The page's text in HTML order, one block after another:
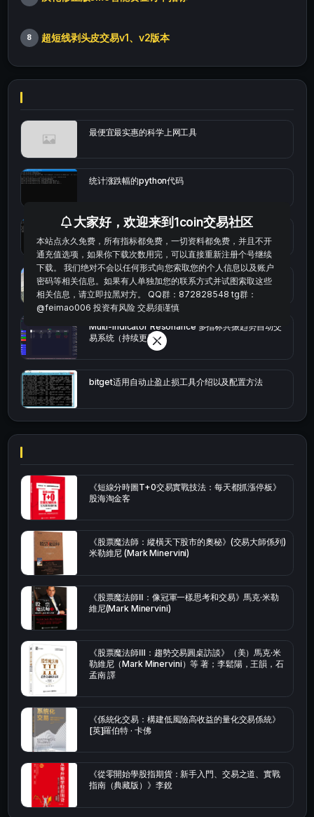
8 超短线剥头皮交易v1、v2版本
最便宜最实惠的科学上网工具
统计涨跌幅的python代码
okx的短线量化的免费版本
bybit安卓端
Multi-indicator Resonance 多指标共振趋势自动交
易系统（持续更新）
bitget适用自动止盈止损工具介绍以及配置方法
《短線分時圖T+0交易實戰技法：每天都抓漲停板》
股海淘金客
《股票魔法師：縱橫天下股市的奧秘》(交易大師係列)
米勒維尼 (Mark Minervini)
《股票魔法師Ⅱ：像冠軍一樣思考和交易》馬克·米勒
維尼(Mark Minervini)
《股票魔法師Ⅲ：趨勢交易圓桌訪談》（美）馬克·米
勒維尼（Mark Minervini）等 著；李鬆陽，王韻，石
孟南 譯
《係統化交易：構建低風險高收益的量化交易係統》
[英]羅伯特 · 卡佛
《從零開始學股指期貨：新手入門、交易之道、實戰
指南（典藏版）》李銳
大家好，欢迎来到1coin交易社区
本站点永久免费，所有指标都免费，一切资料都免费，并且不开
通充值选项，如果你下载次数用完，可以直接重新注册个号继续
下载。 我们绝对不会以任何形式向您索取您的个人信息以及账户
密码等相关信息。如果有人单独加您的联系方式并试图索取这些
相关信息，请立即拉黑对方。 QQ群：872828548 tg群：
@feimao006 投资有风险 交易须谨慎